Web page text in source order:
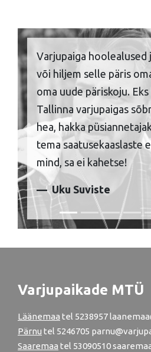
Varjupaiga hoolealused
või hiljem selle päris
oma uude päriskoju.
Tallinna varjupaigas
hea, hakka
tema saatusekaaslaste
mind, sa ei kahetse!
Uku Suviste
Previous
Varjupaikade MTÜ
Läänemaa tel 5238957
Pärnu tel 5246705
Saaremaa tel 53090510